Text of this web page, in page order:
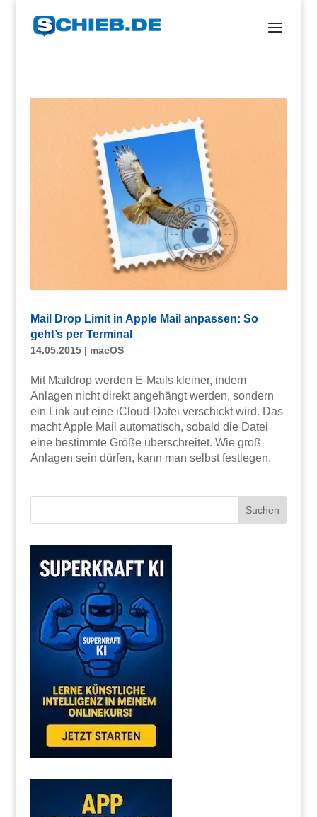
Mail Drop Limit in Apple Mail anpassen: So
geht’s per Terminal
14.05.2015| macOS
Mit Maildrop werden E-Mails kleiner, indem
Anlagen nicht direkt angehängt werden, sondern
ein Link auf eine iCloud-Datei verschickt wird. Das
macht Apple Mail automatisch, sobald die Datei
eine bestimmte Größe überschreitet. Wie groß
Anlagen sein dürfen, kann man selbst festlegen.